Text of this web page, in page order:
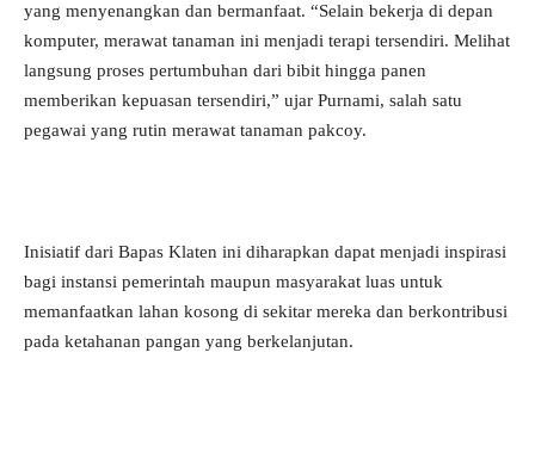
yang menyenangkan dan bermanfaat. “Selain bekerja di depan
komputer, merawat tanaman ini menjadi terapi tersendiri. Melihat
langsung proses pertumbuhan dari bibit hingga panen
memberikan kepuasan tersendiri,” ujar Purnami, salah satu
pegawai yang rutin merawat tanaman pakcoy.
Inisiatif dari Bapas Klaten ini diharapkan dapat menjadi inspirasi
bagi instansi pemerintah maupun masyarakat luas untuk
memanfaatkan lahan kosong di sekitar mereka dan berkontribusi
pada ketahanan pangan yang berkelanjutan.